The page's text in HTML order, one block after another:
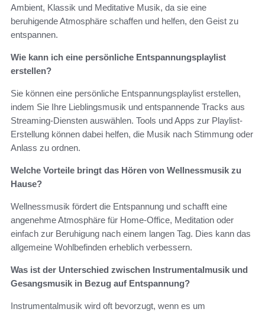
Ambient, Klassik und Meditative Musik, da sie eine
beruhigende Atmosphäre schaffen und helfen, den Geist zu
entspannen.
Wie kann ich eine persönliche Entspannungsplaylist
erstellen?
Sie können eine persönliche Entspannungsplaylist erstellen,
indem Sie Ihre Lieblingsmusik und entspannende Tracks aus
Streaming-Diensten auswählen. Tools und Apps zur Playlist-
Erstellung können dabei helfen, die Musik nach Stimmung oder
Anlass zu ordnen.
Welche Vorteile bringt das Hören von Wellnessmusik zu
Hause?
Wellnessmusik fördert die Entspannung und schafft eine
angenehme Atmosphäre für Home-Office, Meditation oder
einfach zur Beruhigung nach einem langen Tag. Dies kann das
allgemeine Wohlbefinden erheblich verbessern.
Was ist der Unterschied zwischen Instrumentalmusik und
Gesangsmusik in Bezug auf Entspannung?
Instrumentalmusik wird oft bevorzugt, wenn es um